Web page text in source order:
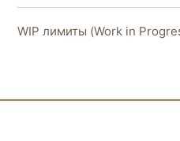
WIP лимиты (Work in